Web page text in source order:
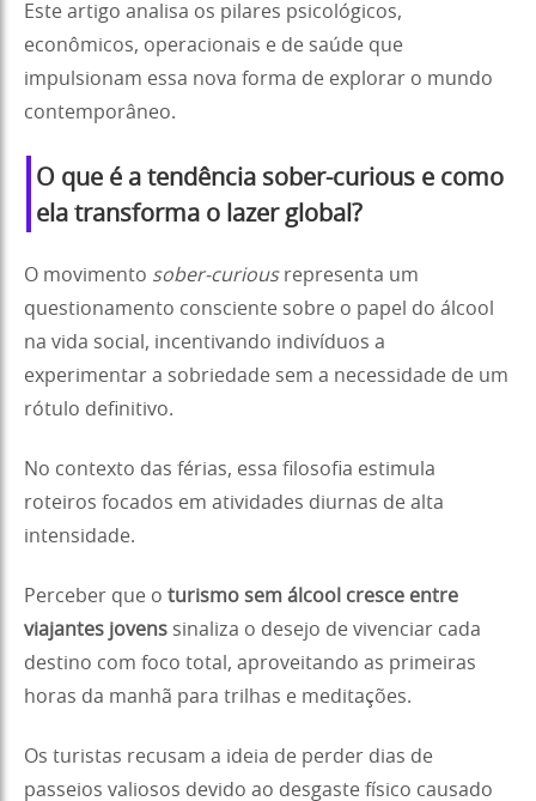
Este artigo analisa os pilares psicológicos,
econômicos, operacionais e de saúde que
impulsionam essa nova forma de explorar o mundo
contemporâneo.
O que é a tendência sober-curious e como
ela transforma o lazer global?
O movimento sober-curiousrepresenta um
questionamento consciente sobre o papel do álcool
na vida social, incentivando indivíduos a
experimentar a sobriedade sem a necessidade de um
rótulo definitivo.
No contexto das férias, essa filosofia estimula
roteiros focados em atividades diurnas de alta
intensidade.
Perceber que o turismo sem álcool cresce entre
viajantes jovens sinaliza o desejo de vivenciar cada
destino com foco total, aproveitando as primeiras
horas da manhã para trilhas e meditações.
Os turistas recusam a ideia de perder dias de
passeios valiosos devido ao desgaste físico causado